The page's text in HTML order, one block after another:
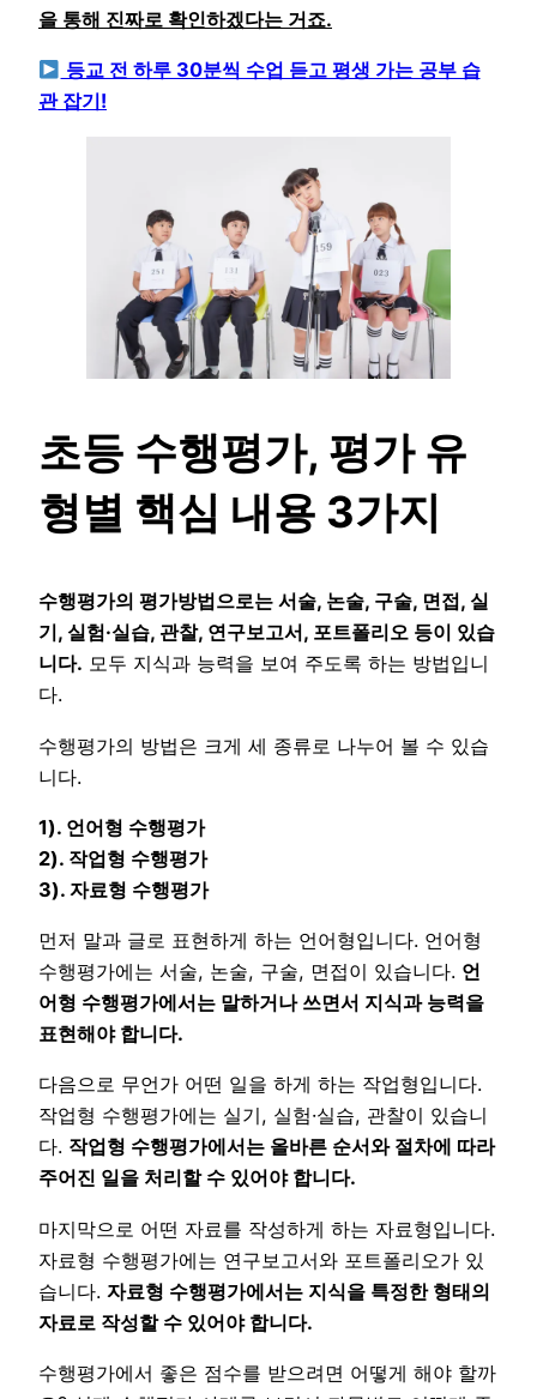
을 통해 진짜로 확인하겠다는 거죠.
등교 전 하루 30분씩 수업 듣고 평생 가는 공부 습
관 잡기!
초등 수행평가, 평가 유
형별 핵심 내용 3가지
수행평가의 평가방법으로는 서술, 논술, 구술, 면접, 실
기, 실험·실습, 관찰, 연구보고서, 포트폴리오 등이 있습
니다. 모두 지식과 능력을 보여 주도록 하는 방법입니
다.
수행평가의 방법은 크게 세 종류로 나누어 볼 수 있습
니다.
1). 언어형 수행평가
2). 작업형 수행평가
3). 자료형 수행평가
먼저 말과 글로 표현하게 하는 언어형입니다. 언어형
수행평가에는 서술, 논술, 구술, 면접이 있습니다. 언
어형 수행평가에서는 말하거나 쓰면서 지식과 능력을
표현해야 합니다.
다음으로 무언가 어떤 일을 하게 하는 작업형입니다.
작업형 수행평가에는 실기, 실험·실습, 관찰이 있습니
다. 작업형 수행평가에서는 올바른 순서와 절차에 따라
주어진 일을 처리할 수 있어야 합니다.
마지막으로 어떤 자료를 작성하게 하는 자료형입니다.
자료형 수행평가에는 연구보고서와 포트폴리오가 있
습니다. 자료형 수행평가에서는 지식을 특정한 형태의
자료로 작성할 수 있어야 합니다.
수행평가에서 좋은 점수를 받으려면 어떻게 해야 할까